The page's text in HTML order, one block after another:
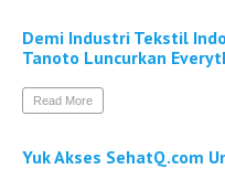
Demi Industri Tekstil
Tanoto Luncurkan
Read More
Yuk Akses SehatQ.com